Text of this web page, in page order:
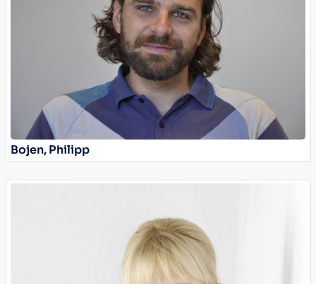
Bojen, Philipp